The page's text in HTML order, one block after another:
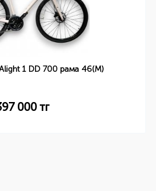
1 DD 700 рама 46(M)
000 тг